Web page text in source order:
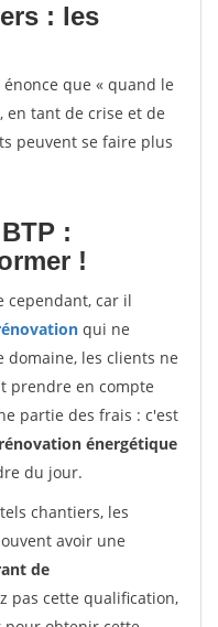
: les
que « quand le
en tant de crise et de
peuvent se faire plus
:
!
cependant, car il
qui ne
domaine, les clients ne
prendre en compte
partie des frais : c'est
énergétique
du jour.
chantiers, les
avoir une
de
pas cette qualification,